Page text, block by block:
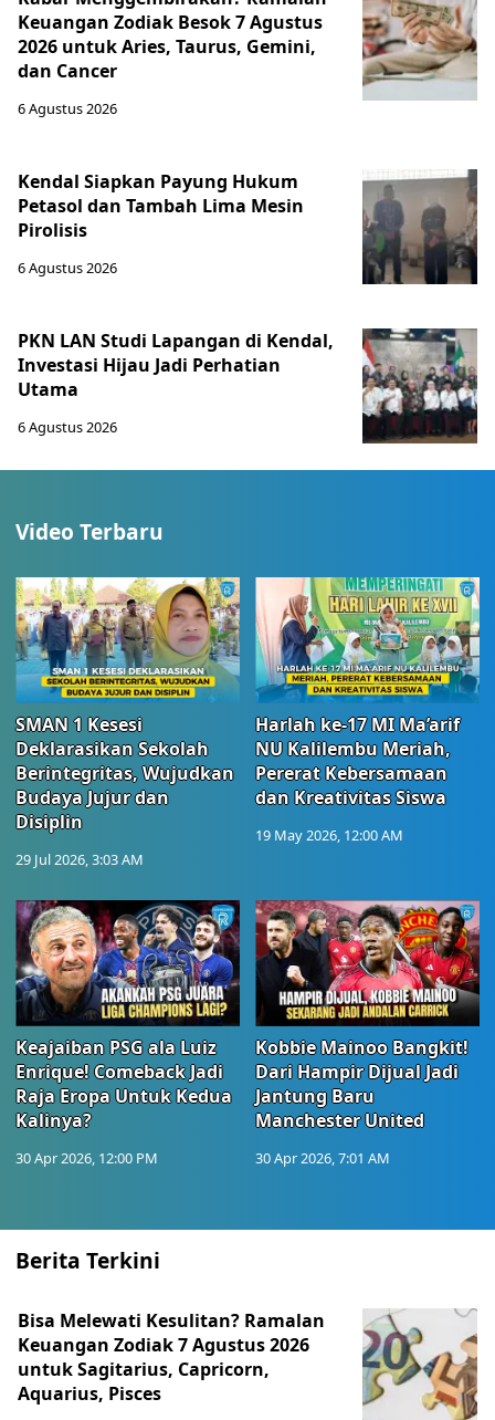
Keuangan Zodiak Besok 7 Agustus
2026 untuk Aries, Taurus, Gemini,
dan Cancer
6 Agustus 2026
Kendal Siapkan Payung Hukum
Petasol dan Tambah Lima Mesin
Pirolisis
6 Agustus 2026
PKN LAN Studi Lapangan di Kendal,
Investasi Hijau Jadi Perhatian
Utama
6 Agustus 2026
Video Terbaru
SMAN 1 Kesesi
Deklarasikan Sekolah
Berintegritas, Wujudkan
Budaya Jujur dan
Disiplin
29 Jul 2026, 3:03 AM
Harlah ke-17 MI Ma’arif
NU Kalilembu Meriah,
Pererat Kebersamaan
dan Kreativitas Siswa
19 May 2026, 12:00 AM
Keajaiban PSG ala Luiz
Enrique! Comeback Jadi
Raja Eropa Untuk Kedua
Kalinya?
30 Apr 2026, 12:00 PM
Kobbie Mainoo Bangkit!
Dari Hampir Dijual Jadi
Jantung Baru
Manchester United
30 Apr 2026, 7:01 AM
Berita Terkini
Bisa Melewati Kesulitan? Ramalan
Keuangan Zodiak 7 Agustus 2026
untuk Sagitarius, Capricorn,
Aquarius, Pisces